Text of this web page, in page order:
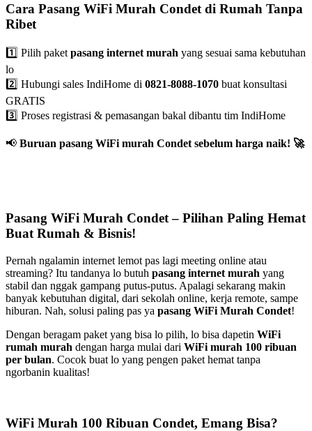
Cara Pasang WiFi Murah Condet di Rumah Tanpa
Ribet
1️⃣ Pilih paketpasang internet murah yang sesuai sama kebutuhan
lo
2️⃣ Hubungi sales IndiHome di 0821-8088-1070 buat konsultasi
GRATIS
3️⃣ Proses registrasi & pemasangan bakal dibantu tim IndiHome
📢 Buruan pasang WiFi murah Condet sebelum harga naik! 🚀
Pasang WiFi Murah Condet – Pilihan Paling Hemat
Buat Rumah & Bisnis!
Pernah ngalamin internet lemot pas lagi meeting online atau
streaming? Itu tandanya lo butuh pasang internet murah yang
stabil dan nggak gampang putus-putus. Apalagi sekarang makin
banyak kebutuhan digital, dari sekolah online, kerja remote, sampe
hiburan. Nah, solusi paling pas ya pasang WiFi Murah Condet!
Dengan beragam paket yang bisa lo pilih, lo bisa dapetin WiFi
rumah murah dengan harga mulai dari WiFi murah 100 ribuan
per bulan. Cocok buat lo yang pengen paket hemat tanpa
ngorbanin kualitas!
WiFi Murah 100 Ribuan Condet, Emang Bisa?